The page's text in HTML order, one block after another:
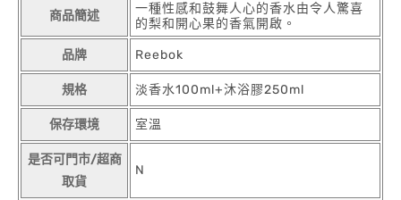
商品簡述
一種性感和鼓舞人心的香水由令人驚喜
的梨和開心果的香氣開啟。
品牌 Reebok
規格 淡香水100ml+沐浴膠250ml
保存環境 室溫
是否可門市/超商
取貨
N